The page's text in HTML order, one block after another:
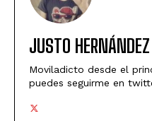
JUSTO HERNÁNDEZ
Moviladicto desde el
puedes seguirme en